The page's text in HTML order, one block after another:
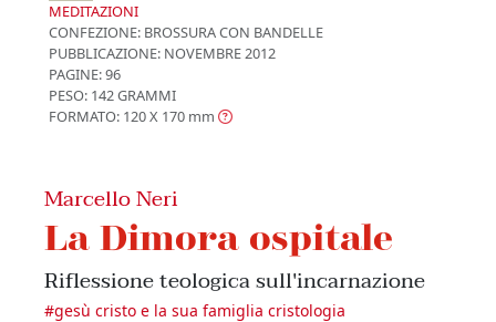
MEDITAZIONI
CONFEZIONE: BROSSURA CON BANDELLE
PUBBLICAZIONE: NOVEMBRE 2012
PAGINE: 96
PESO: 142 GRAMMI
FORMATO: 120 X 170 mm
Marcello Neri
La Dimora ospitale
Riflessione teologica sull'incarnazione
#gesù cristo e la sua famiglia cristologia